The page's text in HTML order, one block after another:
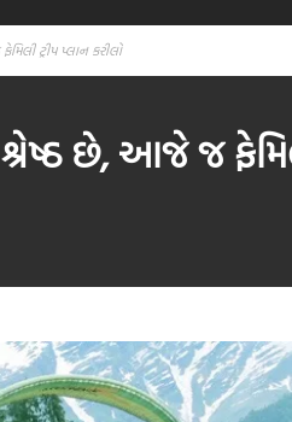
ટ્રીપ પ્લાન કરીલો
છે, આજે જ